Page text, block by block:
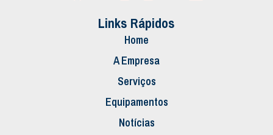
Links Rápidos
Home
A Empresa
Serviços
Equipamentos
Notícias